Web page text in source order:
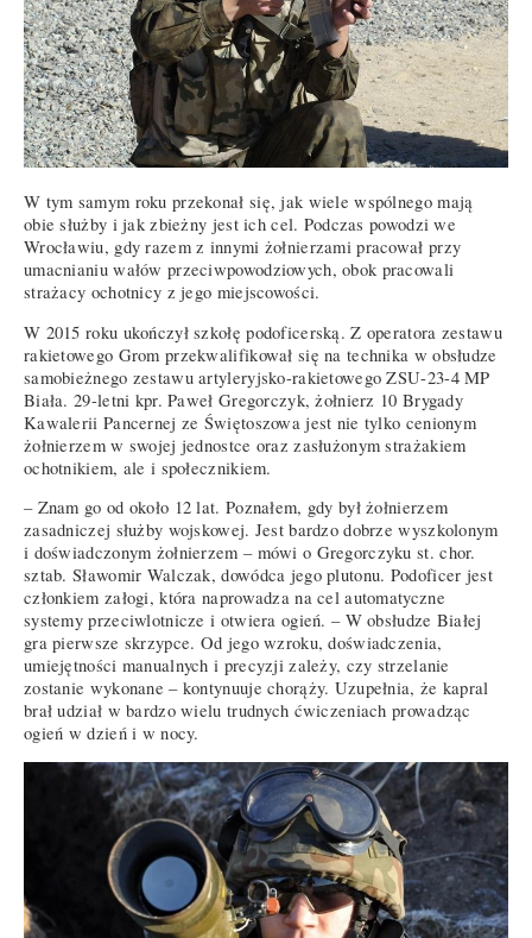
W tym samym roku przekonał się, jak wiele wspólnego mają
obie służby i jak zbieżny jest ich cel. Podczas powodzi we
Wrocławiu, gdy razem z innymi żołnierzami pracował przy
umacnianiu wałów przeciwpowodziowych, obok pracowali
strażacy ochotnicy z jego miejscowości.
W 2015 roku ukończył szkołę podoficerską. Z operatora zestawu
rakietowego Grom przekwalifikował się na technika w obsłudze
samobieżnego zestawu artyleryjsko-rakietowego ZSU-23-4 MP
Biała. 29-letni kpr. Paweł Gregorczyk, żołnierz 10 Brygady
Kawalerii Pancernej ze Świętoszowa jest nie tylko cenionym
żołnierzem w swojej jednostce oraz zasłużonym strażakiem
ochotnikiem, ale i społecznikiem.
– Znam go od około 12 lat. Poznałem, gdy był żołnierzem
zasadniczej służby wojskowej. Jest bardzo dobrze wyszkolonym
i doświadczonym żołnierzem – mówi o Gregorczyku st. chor.
sztab. Sławomir Walczak, dowódca jego plutonu. Podoficer jest
członkiem załogi, która naprowadza na cel automatyczne
systemy przeciwlotnicze i otwiera ogień. – W obsłudze Białej
gra pierwsze skrzypce. Od jego wzroku, doświadczenia,
umiejętności manualnych i precyzji zależy, czy strzelanie
zostanie wykonane – kontynuuje chorąży. Uzupełnia, że kapral
brał udział w bardzo wielu trudnych ćwiczeniach prowadząc
ogień w dzień i w nocy.